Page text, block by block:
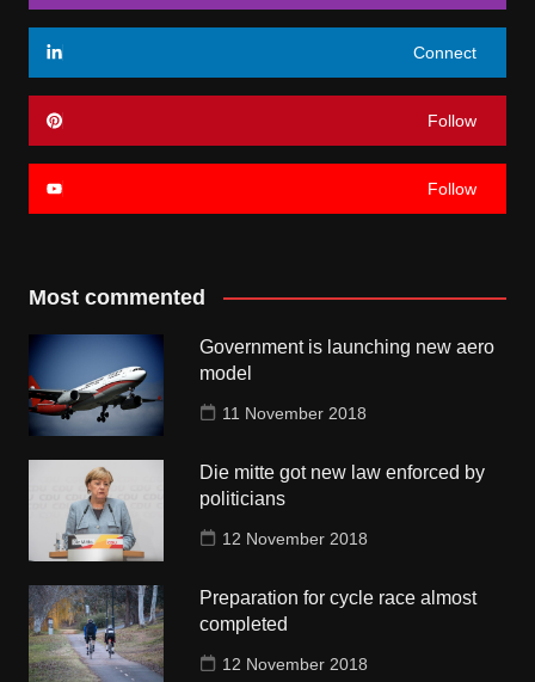
Connect
Follow
Follow
Most commented
Government is launching new aero
model
11 November 2018
Die mitte got new law enforced by
politicians
12 November 2018
Preparation for cycle race almost
completed
12 November 2018